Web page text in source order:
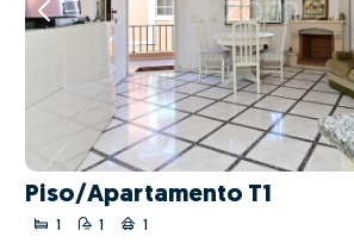
Piso/Apartamento T1
1 1 1